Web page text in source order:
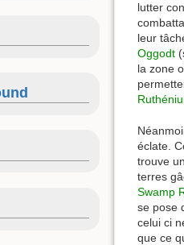
lutter
leur
Oggodt
la zone
éclate.
trouve
terres
Swamp
se pose
celui ci
que ce